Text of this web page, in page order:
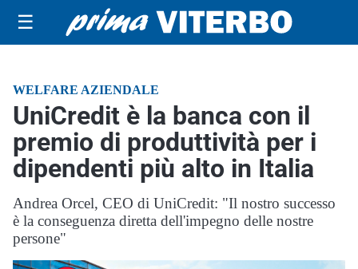
☰
WELFARE AZIENDALE
UniCredit è la banca con il
premio di produttività per i
dipendenti più alto in Italia
Andrea Orcel, CEO di UniCredit: "Il nostro successo
è la conseguenza diretta dell'impegno delle nostre
persone"